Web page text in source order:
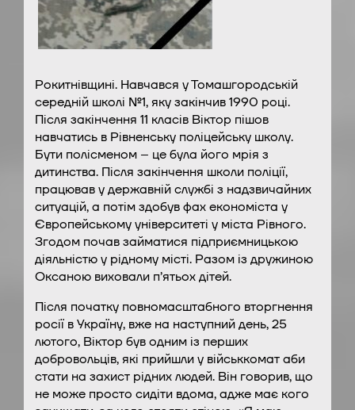
Рокитнівщині. Навчався у Томашгородській
середній школі №1, яку закінчив 1990 році.
Після закінчення 11 класів Віктор пішов
навчатись в Рівненську поліцейську школу.
Бути полісменом – це була його мрія з
дитинства. Після закінчення школи поліції,
працював у державній службі з надзвичайних
ситуацій, а потім здобув фах економіста у
Європейському університеті у міста Рівного.
Згодом почав займатися підприємницькою
діяльністю у рідному місті. Разом із дружиною
Оксаною виховали п’ятьох дітей.
Після початку повномасштабного вторгнення
росії в Україну, вже на наступний день, 25
лютого, Віктор був одним із перших
добровольців, які прийшли у військкомат аби
стати на захист рідних людей. Він говорив, що
не може просто сидіти вдома, адже має кого